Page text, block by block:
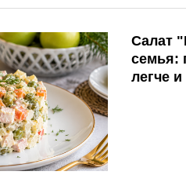
Салат
семья:
легче